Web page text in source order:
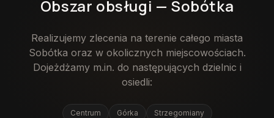
Obszar obsługi — Sobótka
Realizujemy zlecenia na terenie całego miasta
Sobótka oraz w okolicznych miejscowościach.
Dojeżdżamy m.in. do następujących dzielnic i
osiedli:
Centrum Górka Strzegomiany